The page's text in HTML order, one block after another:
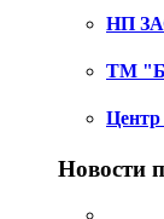
НП
ТМ
Новости